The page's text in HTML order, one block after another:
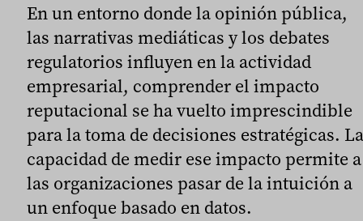
En un entorno donde la opinión pública,
las narrativas mediáticas y los debates
regulatorios influyen en la actividad
empresarial, comprender el impacto
reputacional se ha vuelto imprescindible
para la toma de decisiones estratégicas. La
capacidad de medir ese impacto permite a
las organizaciones pasar de la intuición a
un enfoque basado en datos.